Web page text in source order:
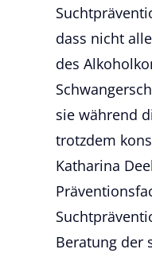
dass nicht
des
sie während
trotzdem
Katharina
Beratung der